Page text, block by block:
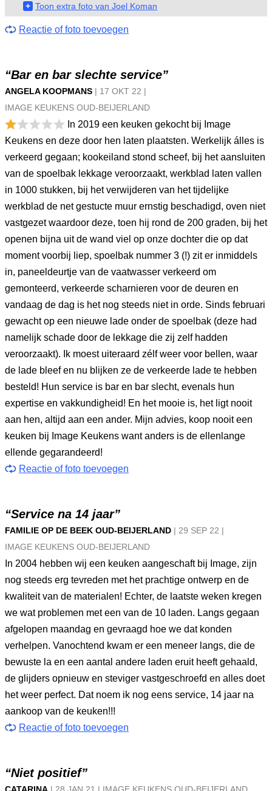
+ Toon extra foto van Joel Koman
Reactie of foto toevoegen
“Bar en bar slechte service”
ANGELA KOOPMANS | 17 OKT 22 |
IMAGE KEUKENS OUD-BEIJERLAND
In 2019 een keuken gekocht bij Image
Keukens en deze door hen laten plaatsten. Werkelijk álles is
verkeerd gegaan; kookeiland stond scheef, bij het aansluiten
van de spoelbak lekkage veroorzaakt, werkblad laten vallen
in 1000 stukken, bij het verwijderen van het tijdelijke
werkblad de net gestucte muur ernstig beschadigd, oven niet
vastgezet waardoor deze, toen hij rond de 200 graden, bij het
openen bijna uit de wand viel op onze dochter die op dat
moment voorbij liep, spoelbak nummer 3 (!) zit er inmiddels
in, paneeldeurtje van de vaatwasser verkeerd om
gemonteerd, verkeerde scharnieren voor de deuren en
vandaag de dag is het nog steeds niet in orde. Sinds februari
gewacht op een nieuwe lade onder de spoelbak (deze had
namelijk schade door de lekkage die zij zelf hadden
veroorzaakt). Ik moest uiteraard zélf weer voor bellen, waar
de lade bleef en nu blijken ze de verkeerde lade te hebben
besteld! Hun service is bar en bar slecht, evenals hun
expertise en vakkundigheid! En het mooie is, het ligt nooit
aan hen, altijd aan een ander. Mijn advies, koop nooit een
keuken bij Image Keukens want anders is de ellenlange
ellende gegarandeerd!
Reactie of foto toevoegen
“Service na 14 jaar”
FAMILIE OP DE BEEK OUD-BEIJERLAND | 29 SEP 22 |
IMAGE KEUKENS OUD-BEIJERLAND
In 2004 hebben wij een keuken aangeschaft bij Image, zijn
nog steeds erg tevreden met het prachtige ontwerp en de
kwaliteit van de materialen! Echter, de laatste weken kregen
we wat problemen met een van de 10 laden. Langs gegaan
afgelopen maandag en gevraagd hoe we dat konden
verhelpen. Vanochtend kwam er een meneer langs, die de
bewuste la en een aantal andere laden eruit heeft gehaald,
de glijders opnieuw en steviger vastgeschroefd en alles doet
het weer perfect. Dat noem ik nog eens service, 14 jaar na
aankoop van de keuken!!!
Reactie of foto toevoegen
“Niet positief”
CATARINA | 28 JAN 21 | IMAGE KEUKENS OUD-BEIJERLAND